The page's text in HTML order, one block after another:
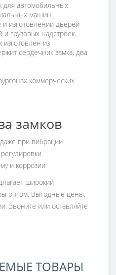
для автомобильных
машин.
изготовлении дверей
грузовых надстроек.
из
сердечник замка, два
коммерческих
замков
при вибрации
и коррозии
широкий
оптом. Выгодные цены,
Звоните или оставляйте
ТОВАРЫ